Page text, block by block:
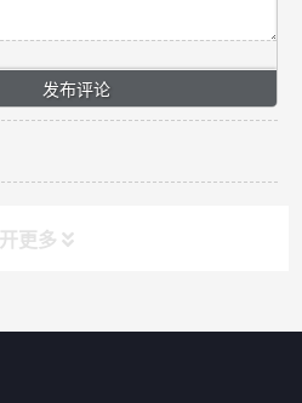
开更多